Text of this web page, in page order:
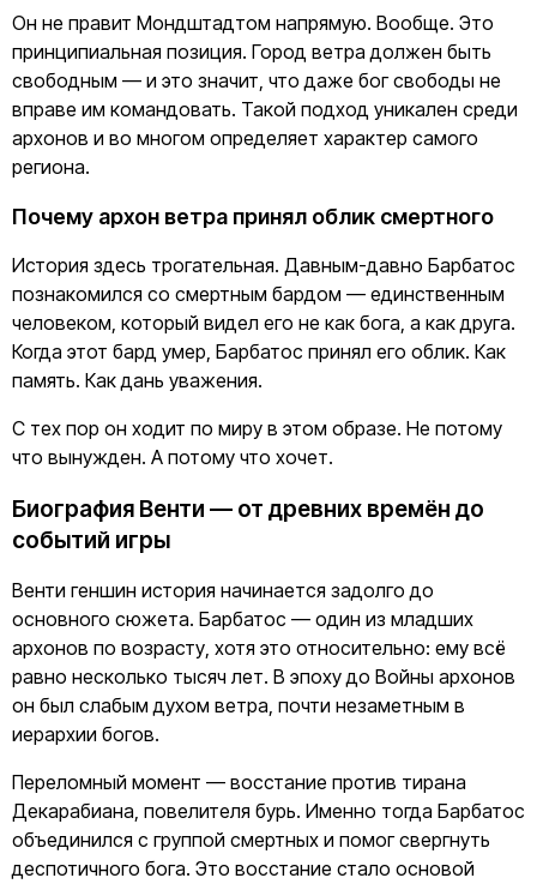
Он не правит Мондштадтом напрямую. Вообще. Это
принципиальная позиция. Город ветра должен быть
свободным — и это значит, что даже бог свободы не
вправе им командовать. Такой подход уникален среди
архонов и во многом определяет характер самого
региона.
Почему архон ветра принял облик смертного
История здесь трогательная. Давным-давно Барбатос
познакомился со смертным бардом — единственным
человеком, который видел его не как бога, а как друга.
Когда этот бард умер, Барбатос принял его облик. Как
память. Как дань уважения.
С тех пор он ходит по миру в этом образе. Не потому
что вынужден. А потому что хочет.
Биография Венти — от древних времён до
событий игры
Венти геншин история начинается задолго до
основного сюжета. Барбатос — один из младших
архонов по возрасту, хотя это относительно: ему всё
равно несколько тысяч лет. В эпоху до Войны архонов
он был слабым духом ветра, почти незаметным в
иерархии богов.
Переломный момент — восстание против тирана
Декарабиана, повелителя бурь. Именно тогда Барбатос
объединился с группой смертных и помог свергнуть
деспотичного бога. Это восстание стало основой